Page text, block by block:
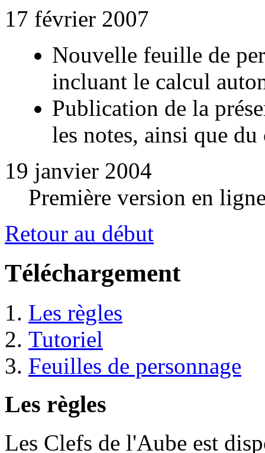
17 février 2007
Nouvelle feuille de
incluant le calcul
Publication de la
les notes, ainsi que
19 janvier 2004
Première version en
Retour au début
Téléchargement
Les règles
Tutoriel
Feuilles de personnage
Les règles
Les Clefs de l'Aube est